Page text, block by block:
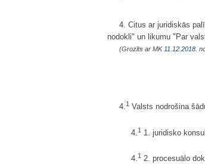
4. Citus ar juridiskās
nodokli" un likumu "Par
(Grozīts ar MK 11.12.2018.
4.1 Valsts nodrošina
4. 1 1. juridisko
4.1 2. procesuālo